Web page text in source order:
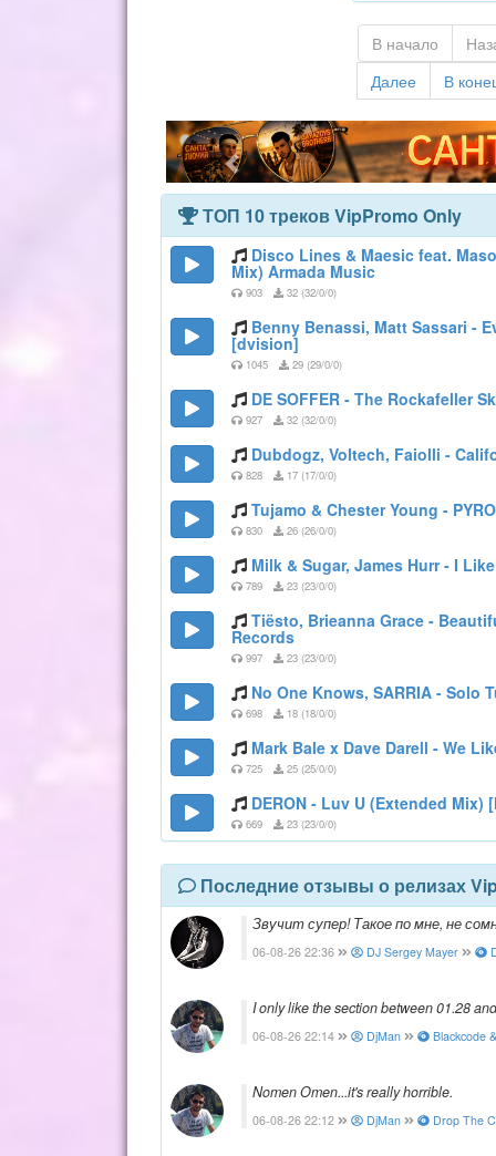
В начало
Далее
В
ТОП 10 треков VipPromo Only
Disco Lines & Maesic feat.
Mix) Armada Music
903 32 (32/0/0)
Benny Benassi, Matt Sassari -
[dvision]
1045 29 (29/0/0)
DE SOFFER - The Rockafeller
927 32 (32/0/0)
Dubdogz, Voltech, Faiolli -
828 17 (17/0/0)
Tujamo & Chester Young -
830 26 (26/0/0)
Milk & Sugar, James Hurr - I
789 23 (23/0/0)
Tiësto, Brieanna Grace -
Records
997 23 (23/0/0)
No One Knows, SARRIA - Solo
698 18 (18/0/0)
Mark Bale x Dave Darell - We
725 25 (25/0/0)
DERON - Luv U (Extended Mix)
669 23 (23/0/0)
Последние отзывы о релизах
Звучит супер! Такое по мне, не
06-08-26 22:36 DJ Sergey Mayer
I only like the section between 01.28
06-08-26 22:14 DjMan Blackcode
Nomen Omen...it's really horrible.
06-08-26 22:12 DjMan Drop The